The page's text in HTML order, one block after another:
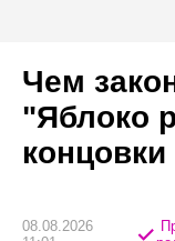
Чем
"Яблоко
08.08.2026